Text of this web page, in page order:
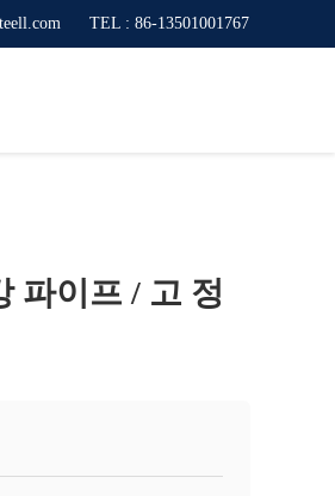
TEL : 86-13501001767
파이프 / 고 정